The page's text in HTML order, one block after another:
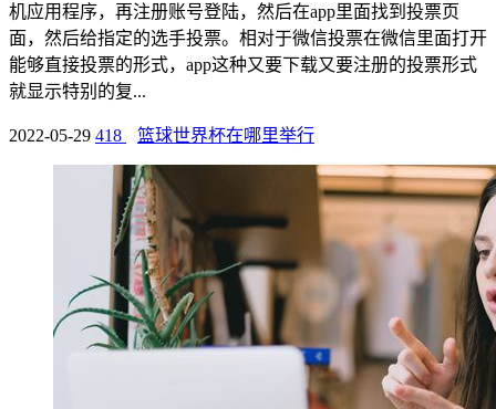
机应用程序，再注册账号登陆，然后在app里面找到投票页
面，然后给指定的选手投票。相对于微信投票在微信里面打开
能够直接投票的形式，app这种又要下载又要注册的投票形式
就显示特别的复...
2022-05-29 418 篮球世界杯在哪里举行